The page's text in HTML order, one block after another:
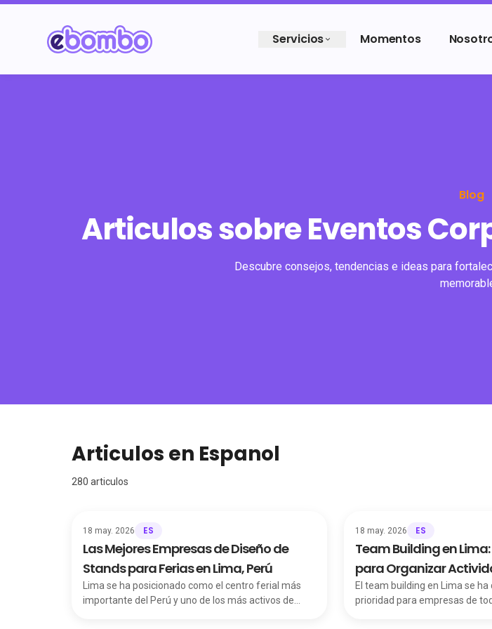
Servicios Momentos
Blog
Articulos sobre Eventos
Descubre consejos, tendencias e ideas para
Articulos en Espanol
280 articulos
18 may. 2026 ES
Las Mejores Empresas de Diseño de
Stands para Ferias en Lima, Perú
Lima se ha posicionado como el centro ferial más
importante del Perú y uno de los más activos de
18 may. 2026 ES
Team Building en
para Organizar
Integración que
El team building en Lima se
prioridad para empresas de